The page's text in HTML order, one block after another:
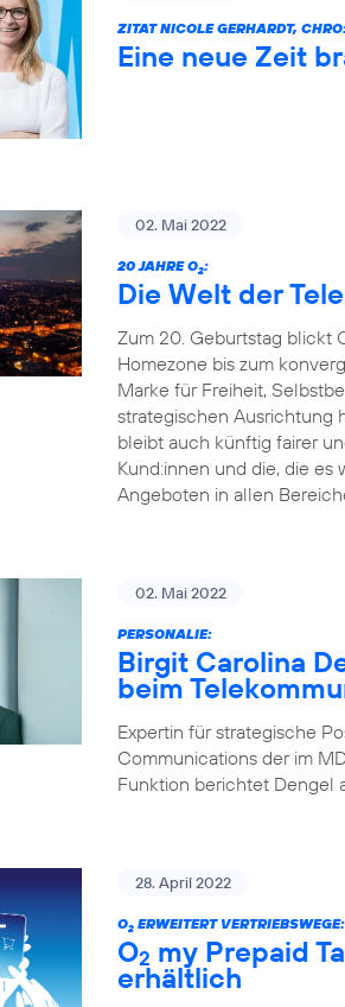
ZITAT NICOLE GERHARDT,
Eine neue Zeit
02. Mai 2022
20 JAHRE O2:
Die Welt der
Zum 20. Geburtstag blickt
Homezone bis zum
Marke für Freiheit,
strategischen Ausrichtung
bleibt auch künftig fairer
Kund:innen und die, die
Angeboten in allen
02. Mai 2022
PERSONALIE:
Birgit Carolina
beim
Expertin für strategische
Communications der im
Funktion berichtet Dengel
28. April 2022
O2 ERWEITERT VERTRIEBSWEGE:
O2 my Prepaid
erhältlich